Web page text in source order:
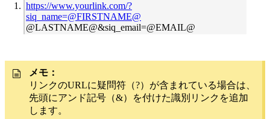
https://www.yourlink.com/?
siq_name=@FIRSTNAME@
@LASTNAME@&siq_email=@EMAIL@
メモ：
リンクのURLに疑問符（?）が含まれている場合は、
先頭にアンド記号（&）を付けた識別リンクを追加
します。